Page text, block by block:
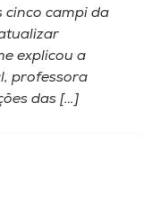
cinco campi da
explicou a
professora
das […]